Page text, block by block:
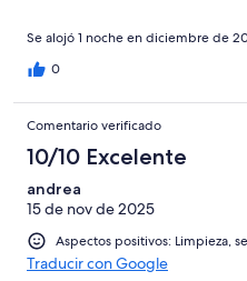
Se alojó 1 noche en diciembre de
0
Comentario verificado
10/10 Excelente
andrea
15 de nov de 2025
Aspectos positivos: Limpieza,
Traducir con Google